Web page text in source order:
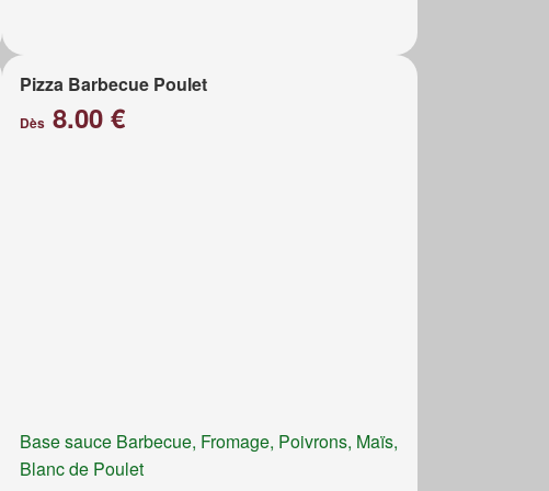
Pizza Barbecue Poulet
Dès 8.00 €
Base sauce Barbecue, Fromage, Poivrons, Maïs,
Blanc de Poulet